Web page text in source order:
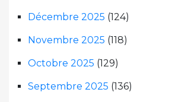
Décembre 2025 (124)
Novembre 2025 (118)
Octobre 2025 (129)
Septembre 2025 (136)